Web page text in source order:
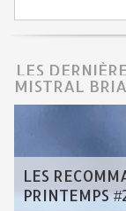
LES
MISTRAL
LES
PRINTEMPS